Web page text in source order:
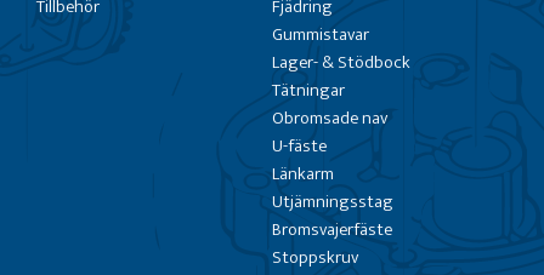
Tillbehör
Fjädring
Gummistavar
Lager- & Stödbock
Tätningar
Obromsade nav
U-fäste
Länkarm
Utjämningsstag
Bromsvajerfäste
Stoppskruv